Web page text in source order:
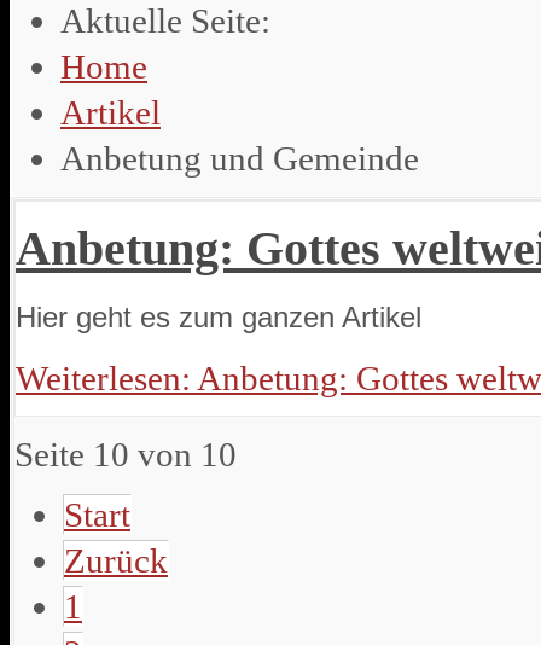
Aktuelle Seite:
Home
Artikel
Anbetung und Gemeinde
Anbetung: Gottes
Hier geht es zum ganzen Artikel
Weiterlesen: Anbetung: Gottes
Seite 10 von 10
Start
Zurück
1